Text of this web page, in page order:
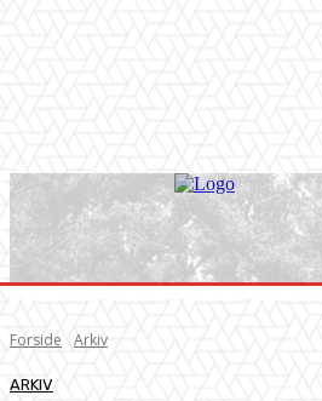
Forside Arkiv
ARKIV